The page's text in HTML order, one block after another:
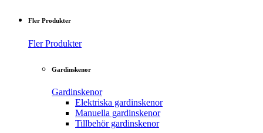
Fler Produkter
Fler Produkter
Gardinskenor
Gardinskenor
Elektriska gardinskenor
Manuella gardinskenor
Tillbehör gardinskenor